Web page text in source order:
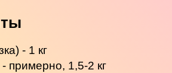
- 1 кг
примерно, 1,5-2 кг